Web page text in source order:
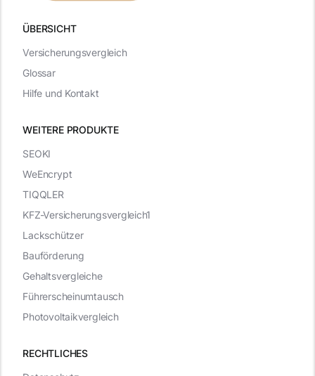
ÜBERSICHT
WEITERE PRODUKTE
RECHTLICHES
Versicherungsvergleich
Glossar
Hilfe und Kontakt
SEOKI
WeEncrypt
TIQQLER
KFZ-Versicherungsvergleich1
Lackschützer
Bauförderung
Gehaltsvergleiche
Führerscheinumtausch
Photovoltaikvergleich